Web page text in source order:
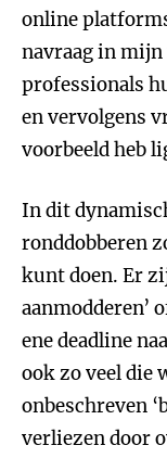
online
navraag in
professionals
en vervolgens
voorbeeld heb
In dit
ronddobberen
kunt doen. Er
aanmodderen’
ene deadline
ook zo veel die
onbeschreven
verliezen door